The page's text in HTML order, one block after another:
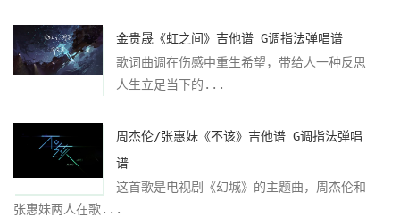
金贵晟《虹之间》吉他谱 G调指法弹唱谱
歌词曲调在伤感中重生希望，带给人一种反思
人生立足当下的...
周杰伦/张惠妹《不该》吉他谱 G调指法弹唱
谱
这首歌是电视剧《幻城》的主题曲，周杰伦和
张惠妹两人在歌...